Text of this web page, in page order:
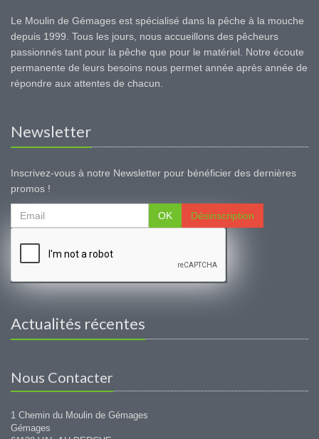
Le Moulin de Gémages est spécialisé dans la pêche à la mouche
depuis 1999. Tous les jours, nous accueillons des pêcheurs
passionnés tant pour la pêche que pour le matériel. Notre écoute
permanente de leurs besoins nous permet année après année de
répondre aux attentes de chacun.
Newsletter
Inscrivez-vous à notre Newsletter pour bénéficier des dernières
promos !
OK Désinscription
Actualités récentes
Nous Contacter
1 Chemin du Moulin de Gémages
Gémages